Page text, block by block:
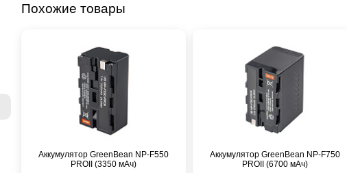
Похожие товары
Аккумулятор GreenBean NP-F550
PROII (3350 мАч)
Аккумулятор GreenBean NP-F750
PROII (6700 мАч)